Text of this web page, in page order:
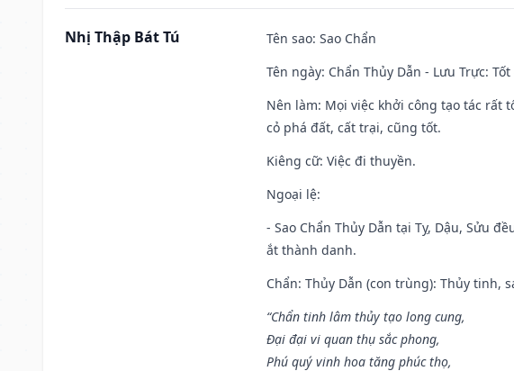
Nhị Thập Bát Tú Tên sao: Sao Chẩn
Tên ngày: Chẩn Thủy Dẫn - Lưu Trực:
Nên làm: Mọi việc khởi công tạo tác rất
cỏ phá đất, cất trại, cũng tốt.
Kiêng cữ: Việc đi thuyền.
Ngoại lệ:
- Sao Chẩn Thủy Dẫn tại Tỵ, Dậu, Sửu
ắt thành danh.
Chẩn: Thủy Dẫn (con trùng): Thủy tinh,
“Chẩn tinh lâm thủy tạo long cung,
Đại đại vi quan thụ sắc phong,
Phú quý vinh hoa tăng phúc thọ,